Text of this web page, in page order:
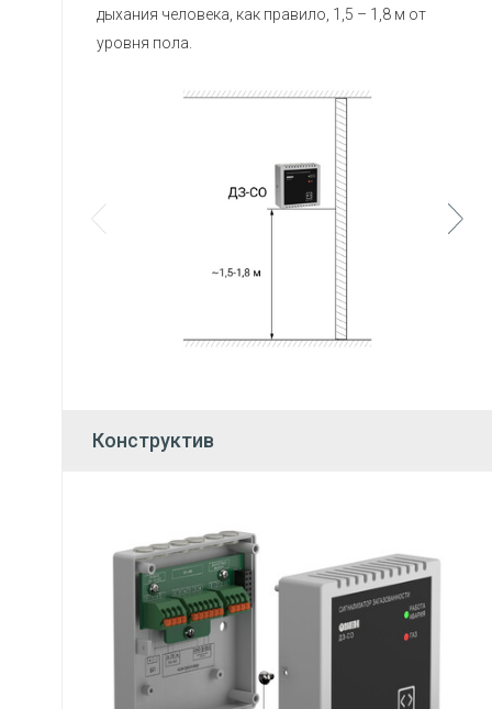
дыхания человека, как правило, 1,5 – 1,8 м от
уровня пола.
Конструктив